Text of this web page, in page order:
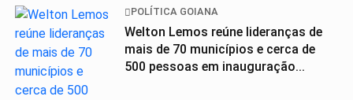
POLÍTICA GOIANA
Welton Lemos reúne lideranças de
mais de 70 municípios e cerca de
500 pessoas em inauguração...